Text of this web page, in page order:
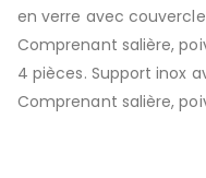
en verre avec
Comprenant salière,
4 pièces. Support inox
Comprenant salière,